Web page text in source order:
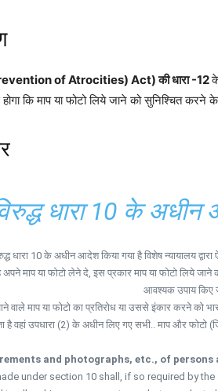
of Atrocities) Act) की धारा -12
होगा कि माप या फोटो लिये जाने को सुनिश्चित
धारा 10 के
धारा 10 के अधीन आदेश किया गया है विशेष न्यायालय
अपने माप या फोटो लेने दे, इस प्रकार माप या फोटो लिये
आवश्यक उपाय किए
वाले माप या फोटो का प्रतिरोध या उससे इंकार करने को
वहां उपधारा (2) के अधीन लिए गए सभी.. माप और फोटो
and photographs, etc., of
under section 10 shall, if so required by